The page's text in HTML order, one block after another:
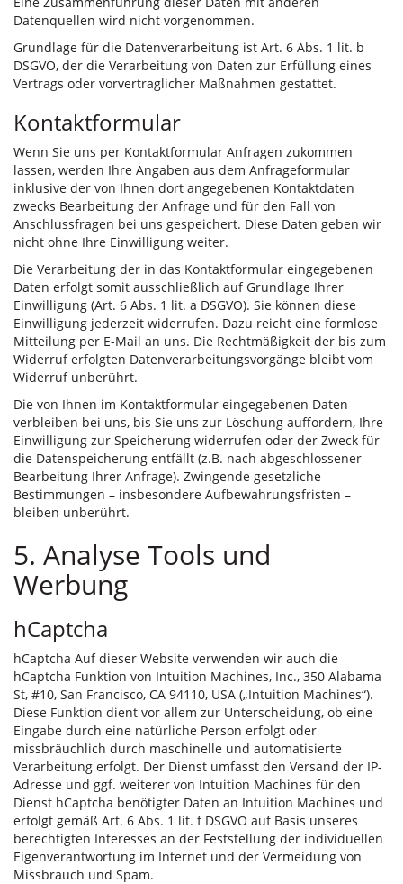
Datenquellen wird nicht vorgenommen.
Grundlage für die Datenverarbeitung ist Art. 6 Abs. 1 lit. b
DSGVO, der die Verarbeitung von Daten zur Erfüllung eines
Vertrags oder vorvertraglicher Maßnahmen gestattet.
Kontaktformular
Wenn Sie uns per Kontaktformular Anfragen zukommen
lassen, werden Ihre Angaben aus dem Anfrageformular
inklusive der von Ihnen dort angegebenen Kontaktdaten
zwecks Bearbeitung der Anfrage und für den Fall von
Anschlussfragen bei uns gespeichert. Diese Daten geben wir
nicht ohne Ihre Einwilligung weiter.
Die Verarbeitung der in das Kontaktformular eingegebenen
Daten erfolgt somit ausschließlich auf Grundlage Ihrer
Einwilligung (Art. 6 Abs. 1 lit. a DSGVO). Sie können diese
Einwilligung jederzeit widerrufen. Dazu reicht eine formlose
Mitteilung per E-Mail an uns. Die Rechtmäßigkeit der bis zum
Widerruf erfolgten Datenverarbeitungsvorgänge bleibt vom
Widerruf unberührt.
Die von Ihnen im Kontaktformular eingegebenen Daten
verbleiben bei uns, bis Sie uns zur Löschung auffordern, Ihre
Einwilligung zur Speicherung widerrufen oder der Zweck für
die Datenspeicherung entfällt (z.B. nach abgeschlossener
Bearbeitung Ihrer Anfrage). Zwingende gesetzliche
Bestimmungen – insbesondere Aufbewahrungsfristen –
bleiben unberührt.
5. Analyse Tools und
Werbung
hCaptcha
hCaptcha Auf dieser Website verwenden wir auch die
hCaptcha Funktion von Intuition Machines, Inc., 350 Alabama
St, #10, San Francisco, CA 94110, USA („Intuition Machines“).
Diese Funktion dient vor allem zur Unterscheidung, ob eine
Eingabe durch eine natürliche Person erfolgt oder
missbräuchlich durch maschinelle und automatisierte
Verarbeitung erfolgt. Der Dienst umfasst den Versand der IP-
Adresse und ggf. weiterer von Intuition Machines für den
Dienst hCaptcha benötigter Daten an Intuition Machines und
erfolgt gemäß Art. 6 Abs. 1 lit. f DSGVO auf Basis unseres
berechtigten Interesses an der Feststellung der individuellen
Eigenverantwortung im Internet und der Vermeidung von
Missbrauch und Spam.